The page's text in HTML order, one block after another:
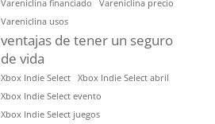
Vareniclina financiado
Vareniclina precio
Vareniclina usos
ventajas de tener un seguro
de vida
Xbox Indie Select
Xbox Indie Select abril
Xbox Indie Select evento
Xbox Indie Select juegos